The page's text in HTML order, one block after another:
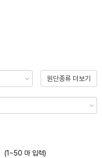
원단종류 더보기
(1~50 마 입력)